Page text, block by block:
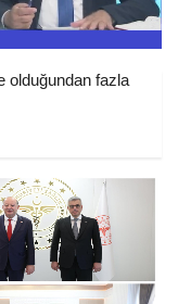
olduğundan fazla